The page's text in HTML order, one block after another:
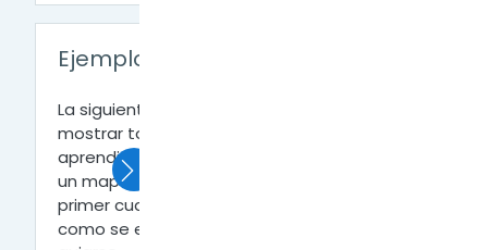
Ejemplo de Tarea de Clase
La siguiente tarea tiene como finalidad
mostrar todos los contenidos vistos y
aprendidos en clase. Para ello deberás hacer
un mapa conceptual con los contenidos del
primer cuatrimestre, dejaré un ejemplo de
como se estructura el contenido como para